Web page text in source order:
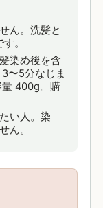
ん。洗髪と
。
染め後を含
〜5分なじま
量 400g。購
い人。染
ん。